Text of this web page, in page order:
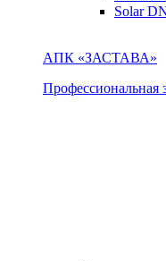
Solar
АПК «ЗАСТАВА»
Профессиональная